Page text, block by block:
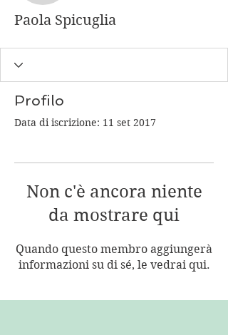
Paola Spicuglia
Profilo
Data di iscrizione: 11 set 2017
Non c'è ancora niente
da mostrare qui
Quando questo membro aggiungerà
informazioni su di sé, le vedrai qui.